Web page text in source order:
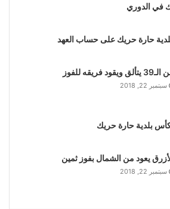
في الدوري
حارة حريك على حساب العهد
يتألق ويقود فريقه للفوز
سبتمبر 22, 2018
بلدية حارة حريك
يعود من الشمال بفوز ثمين
سبتمبر 22, 2018